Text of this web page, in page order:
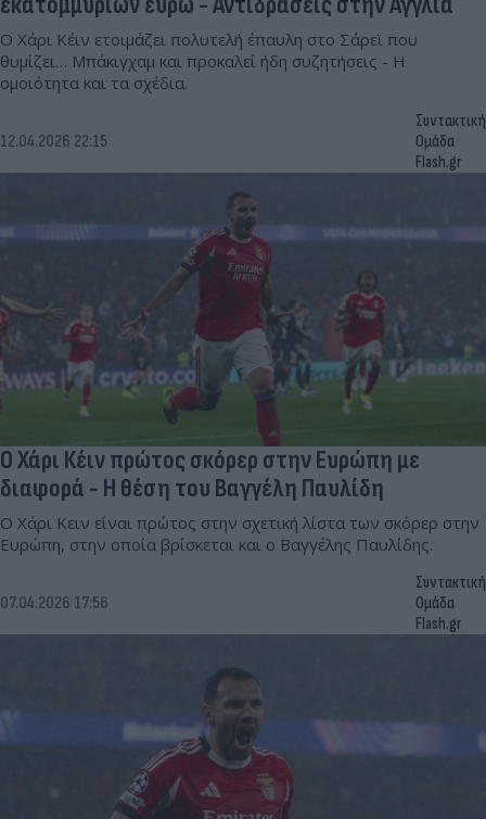
Ο Χάρι Κέιν ετοιμάζει πολυτελή έπαυλη στο Σάρεϊ που
θυμίζει… Μπάκιγχαμ και προκαλεί ήδη συζητήσεις - Η
ομοιότητα και τα σχέδια.
12.04.2026 22:15
Συντακτική
Ομάδα
Flash.gr
Ο Χάρι Κέιν πρώτος σκόρερ στην Ευρώπη με
διαφορά - Η θέση του Βαγγέλη Παυλίδη
Ο Χάρι Κειν είναι πρώτος στην σχετική λίστα των σκόρερ στην
Ευρώπη, στην οποία βρίσκεται και ο Βαγγέλης Παυλίδης.
07.04.2026 17:56
Συντακτική
Ομάδα
Flash.gr